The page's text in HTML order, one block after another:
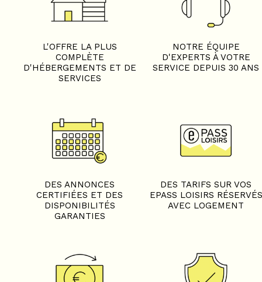
L'OFFRE LA PLUS
COMPLÈTE
D'HÉBERGEMENTS ET DE
SERVICES
NOTRE ÉQUIPE
D'EXPERTS À VOTRE
SERVICE DEPUIS 30 ANS
DES ANNONCES
CERTIFIÉES ET DES
DISPONIBILITÉS
GARANTIES
DES TARIFS SUR VOS
EPASS LOISIRS RÉSERVÉS
AVEC LOGEMENT